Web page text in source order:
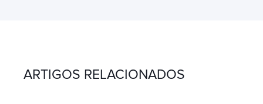
ARTIGOS RELACIONADOS